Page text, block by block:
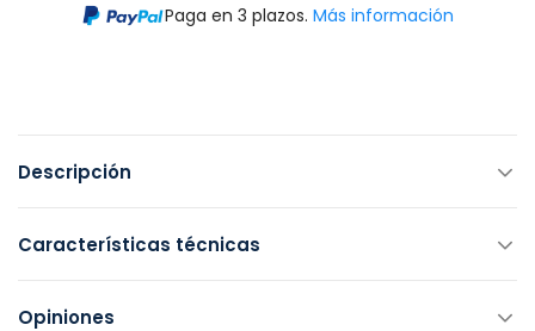
Paga en 3 plazos. Más información
Descripción
Características técnicas
Opiniones